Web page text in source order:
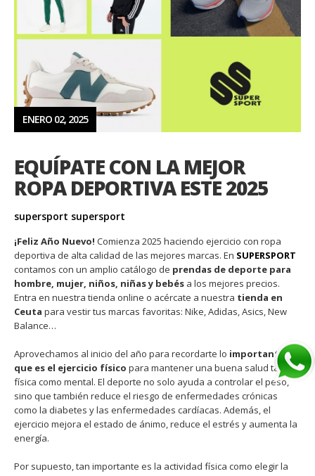
ENERO 02, 2025
EQUÍPATE CON LA MEJOR
ROPA DEPORTIVA ESTE 2025
supersport supersport
¡Feliz Año Nuevo! Comienza 2025 haciendo ejercicio con ropa
deportiva de alta calidad de las mejores marcas. En SUPERSPORT
contamos con un amplio catálogo de prendas de deporte para
hombre, mujer, niños, niñas y bebés a los mejores precios.
Entra en nuestra tienda online o acércate a nuestra tienda en
Ceuta para vestir tus marcas favoritas: Nike, Adidas, Asics, New
Balance…
Aprovechamos al inicio del año para recordarte lo importante
que es el ejercicio físico para mantener una buena salud tanto
física como mental. El deporte no solo ayuda a controlar el peso,
sino que también reduce el riesgo de enfermedades crónicas
como la diabetes y las enfermedades cardíacas. Además, el
ejercicio mejora el estado de ánimo, reduce el estrés y aumenta la
energía.
Por supuesto, tan importante es la actividad física como elegir la